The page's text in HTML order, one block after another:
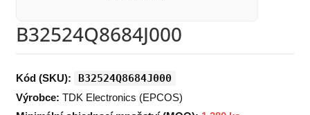
B32524Q8684J000
Kód (SKU): B32524Q8684J000
Výrobce: TDK Electronics (EPCOS)